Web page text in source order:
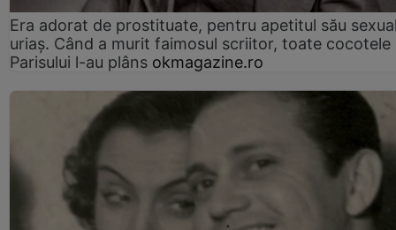
Era adorat de prostituate, pentru apetitul său
uriaș. Când a murit faimosul scriitor, toate cocotele
Parisului l-au plâns okmagazine.ro